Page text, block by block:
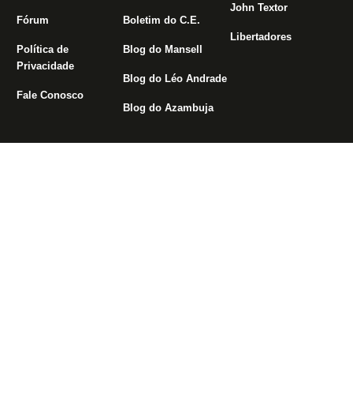
Fórum
Política de
Privacidade
Fale Conosco
Boletim do C.E.
Blog do Mansell
Blog do Léo Andrade
Blog do Azambuja
John Textor
Libertadores